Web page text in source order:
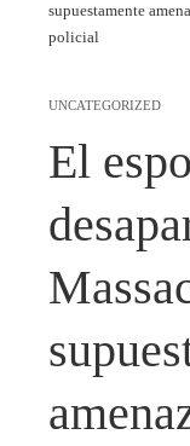
supuestamente
policial
UNCATEGORIZED
El